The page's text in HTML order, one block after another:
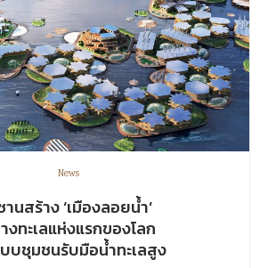
News
นสร้าง ‘เมืองลอยน้ำ’
งทะเลแห่งแรกของโลก
บชุมชนรับมือน้ำทะเลสูง